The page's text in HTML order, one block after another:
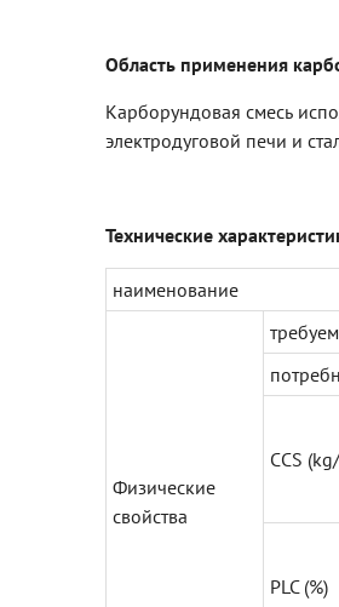
Область применения
Карборундовая смесь
электродуговой печи и
Технические
наименование
Физические
свойства
CCS
PLC (%)